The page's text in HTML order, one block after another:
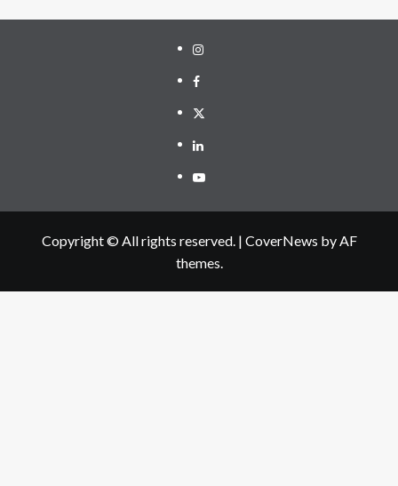
Instagram
Facebook
Twitter
Linkedin
Youtube
Copyright © All rights reserved. | CoverNews by AF
themes.